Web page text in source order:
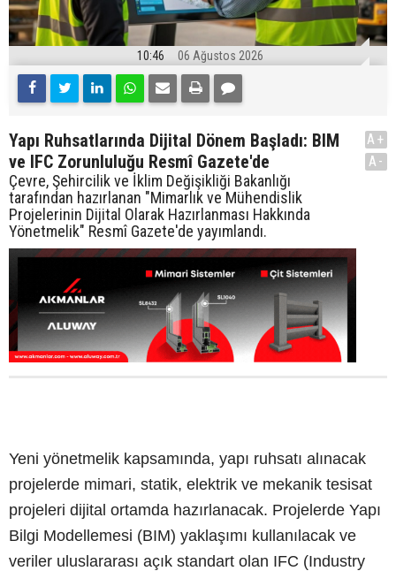
10:46 06 Ağustos 2026
Yapı Ruhsatlarında Dijital Dönem Başladı: BIM
ve IFC Zorunluluğu Resmî Gazete'de
Çevre, Şehircilik ve İklim Değişikliği Bakanlığı
tarafından hazırlanan "Mimarlık ve Mühendislik
Projelerinin Dijital Olarak Hazırlanması Hakkında
Yönetmelik" Resmî Gazete'de yayımlandı.
A+
A-
Yeni yönetmelik kapsamında, yapı ruhsatı alınacak
projelerde mimari, statik, elektrik ve mekanik tesisat
projeleri dijital ortamda hazırlanacak. Projelerde Yapı
Bilgi Modellemesi (BIM) yaklaşımı kullanılacak ve
veriler uluslararası açık standart olan IFC (Industry